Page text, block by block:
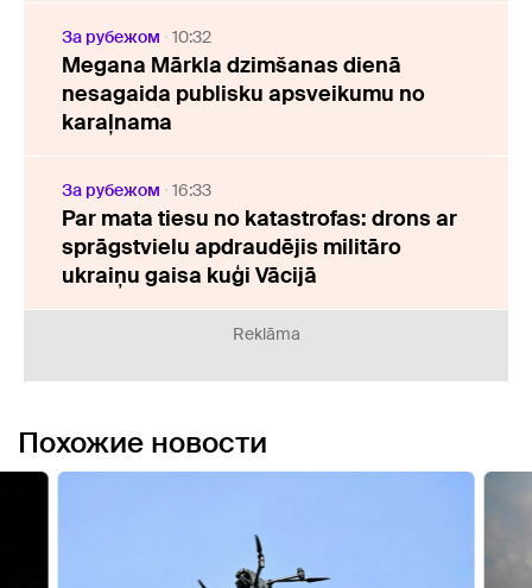
За рубежом 10:32
Megana Mārkla dzimšanas dienā
nesagaida publisku apsveikumu no
karaļnama
За рубежом 16:33
Par mata tiesu no katastrofas: drons ar
sprāgstvielu apdraudējis militāro
ukraiņu gaisa kuģi Vācijā
Reklāma
Похожие новости